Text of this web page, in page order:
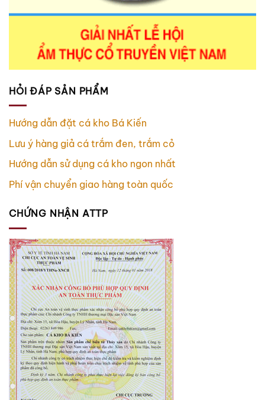
HỎI ĐÁP SẢN PHẨM
Hướng dẫn đặt cá kho Bá Kiến
Lưu ý hàng giả cá trắm đen, trắm cỏ
Hướng dẫn sử dụng cá kho ngon nhất
Phí vận chuyển giao hàng toàn quốc
CHỨNG NHẬN ATTP